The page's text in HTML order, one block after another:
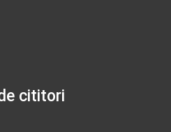
cititori